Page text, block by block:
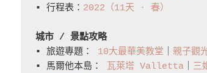
In
▪️ 行程表： 2022（11天 · 春）
城市 / 景點攻略
▪️ 旅遊專題： 10大最華美教堂
親子觀
▪️ 馬爾他本島： 瓦萊塔 Valletta 三